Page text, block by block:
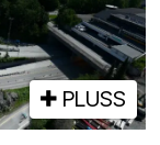
PLUSS